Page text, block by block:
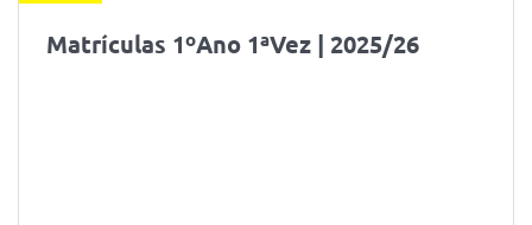
Matrículas 1ºAno 1ªVez | 2025/26